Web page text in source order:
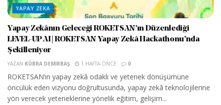
YAPAY ZEKA
Yapay Zekânın Geleceği ROKETSAN’ın Düzenlediği
LEVEL-UP AI | ROKETSAN Yapay Zekâ Hackathonu’nda
Şekilleniyor
YAZAN KÜBRA DEMIRBAŞ 1 HAFTA ÖNCE 0
ROKETSAN’ın yapay zekâ odaklı ve yetenek dönüşümüne
öncülük eden vizyonu doğrultusunda, yapay zekâ teknolojilerine
yön verecek yeteneklerine yönelik eğitim, gelişim...